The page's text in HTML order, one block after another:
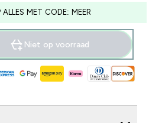
MET CODE: MEER
Niet op voorraad